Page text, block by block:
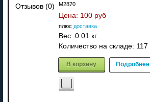
Отзывов (0)
M2870
Цена: 100 руб
плюс доставка
Вес: 0.01 кг.
Количество на складе: 117
В корзину Подробнее